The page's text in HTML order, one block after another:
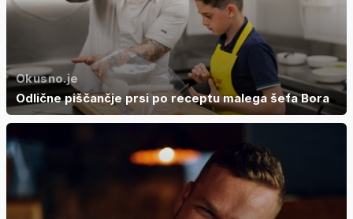
Okusno.je
Odlične piščančje prsi po receptu malega šefa Bora